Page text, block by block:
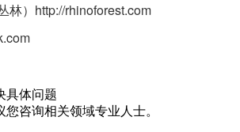
林）http://rhinoforest.com
具体问题
咨询相关领域专业人士。